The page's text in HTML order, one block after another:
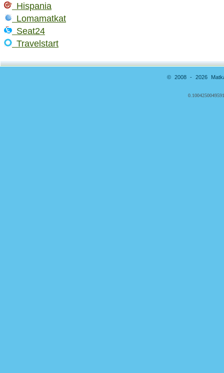
Hispania
Lomamatkat
Seat24
Travelstart
© 2008 - 2026